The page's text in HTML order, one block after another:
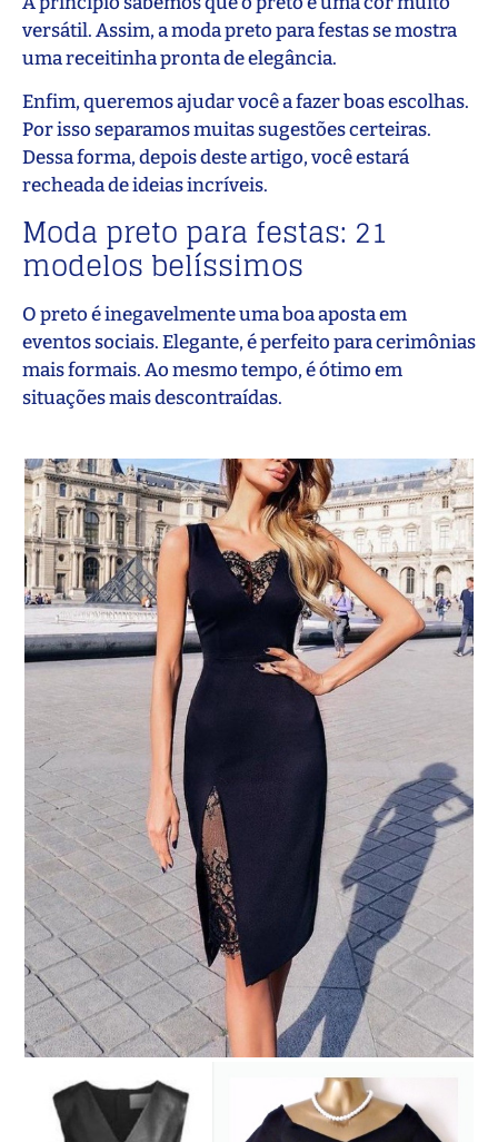
versátil. Assim, a moda preto para festas se mostra
uma receitinha pronta de elegância.
Enfim, queremos ajudar você a fazer boas escolhas.
Por isso separamos muitas sugestões certeiras.
Dessa forma, depois deste artigo, você estará
recheada de ideias incríveis.
Moda preto para festas: 21
modelos belíssimos
O preto é inegavelmente uma boa aposta em
eventos sociais. Elegante, é perfeito para cerimônias
mais formais. Ao mesmo tempo, é ótimo em
situações mais descontraídas.